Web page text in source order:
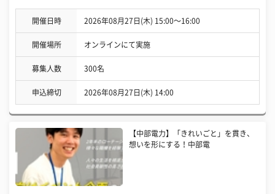
開催日時 2026年08月27日(木) 15:00〜16:00
開催場所 オンラインにて実施
募集人数 300名
申込締切 2026年08月27日(木) 14:00
【中部電力】「きれいごと」を貫き、
想いを形にする！中部電